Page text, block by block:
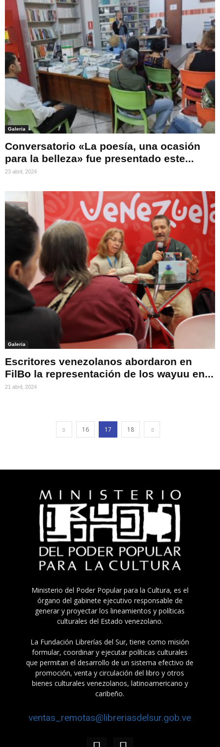
Galeria
Conversatorio «La poesía, una ocasión
para la belleza» fue presentado este...
23 abril, 2024
Galeria
Escritores venezolanos abordaron en
FilBo la representación de los wayuu en...
21 abril, 2024
16 17 18
Ministerio del Poder Popular para la Cultura, es el
órgano del gabinete ejecutivo responsable de
generar y proyectar los lineamientos y políticas
culturales del Estado venezolano.
La Fundación Librerías del Sur, tiene como misión
formular, coordinar y ejecutar políticas culturales
que permitan el desarrollo de un sistema efectivo de
promoción, venta y circulación del libro y otros
bienes culturales venezolanos, latinoamericano y
caribeño.
ventas_remotas@libreriasdelsur.gob.ve